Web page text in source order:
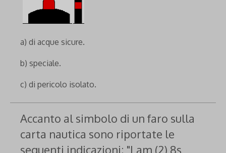
a) di acque sicure.
b) speciale.
c) di pericolo isolato.
Accanto al simbolo di un faro sulla
carta nautica sono riportate le
seguenti indicazioni: "Lam (2) 8s